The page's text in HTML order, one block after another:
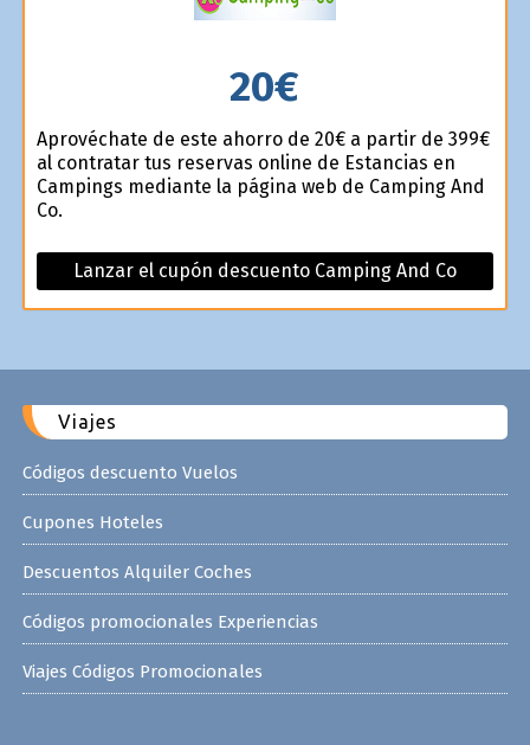
20€
Aprovéchate de este ahorro de 20€ a partir de 399€
al contratar tus reservas online de Estancias en
Campings mediante la página web de Camping And
Co.
Lanzar el cupón descuento Camping And Co
Viajes
Códigos descuento Vuelos
Cupones Hoteles
Descuentos Alquiler Coches
Códigos promocionales Experiencias
Viajes Códigos Promocionales